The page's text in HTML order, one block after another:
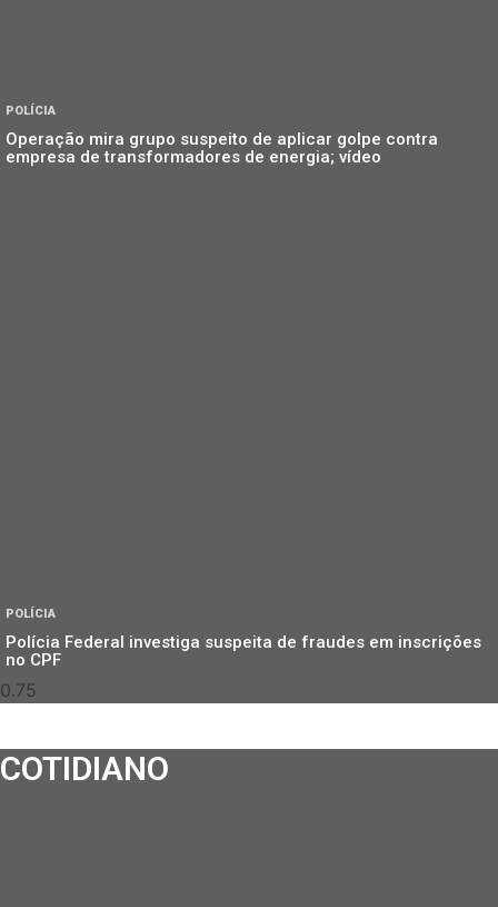
POLÍCIA
Operação mira grupo suspeito de aplicar golpe contra
empresa de transformadores de energia; vídeo
POLÍCIA
Polícia Federal investiga suspeita de fraudes em inscrições
no CPF
COTIDIANO